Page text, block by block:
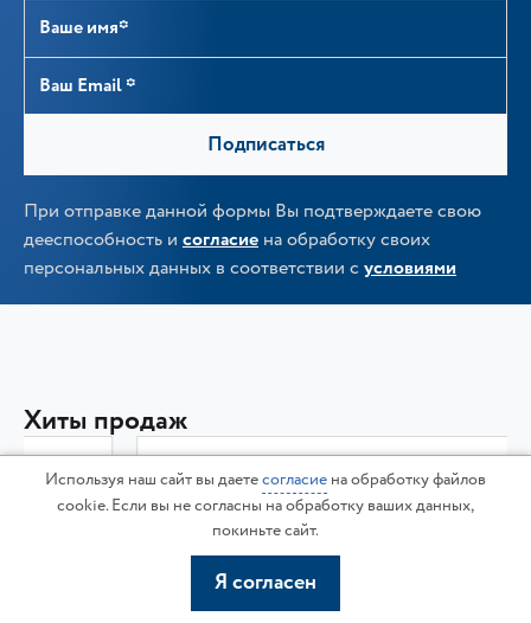
Подписаться
При отправке данной формы Вы подтверждаете свою
дееспособность и согласие на обработку своих
персональных данных в соответствии с условиями
Хиты продаж
MetalTec TOPMILL 850G NEW Вертикальный
обрабатывающий центр с ЧПУ
Акция Хит
Используя наш сайт вы даетесогласие на обработку файлов
cookie. Если вы не согласны на обработку ваших данных,
покиньте сайт.
Я согласен